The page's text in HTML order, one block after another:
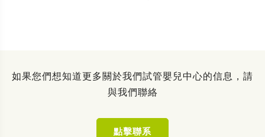
如果您們想知道更多關於我們試管嬰兒中心的信息，請
與我們聯絡
點擊聯系